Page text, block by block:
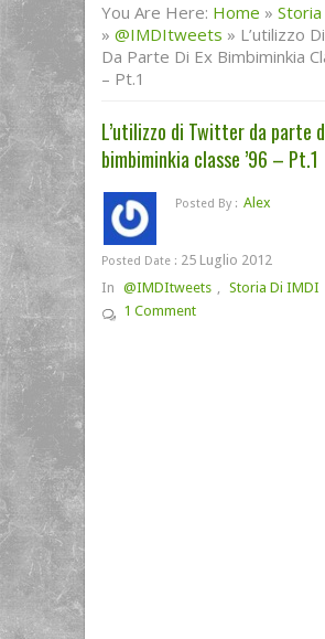
You Are Here: Home »
» @IMDItweets » L’utilizzo
Da Parte Di Ex Bimbiminkia
– Pt.1
L’utilizzo di Twitter da parte
bimbiminkia classe ’96 – Pt.1
Posted By : Alex
Posted Date : 25 Luglio 2012
In @IMDItweets , Storia Di IMDI
1 Comment